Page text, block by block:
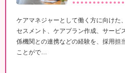
ケアマネジャーとして働く方に向けた
セスメント、ケアプラン作成、サービ
係機関との連携などの経験を、採用担
ことがで…